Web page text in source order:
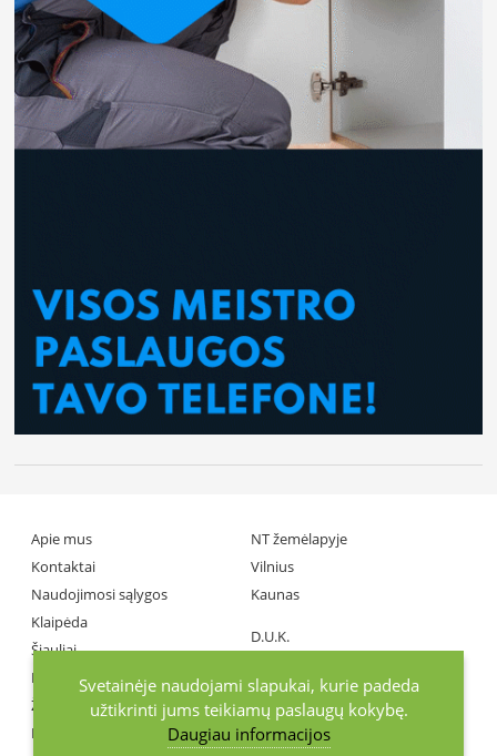
Apie mus
Kontaktai
Naudojimosi sąlygos
NT žemėlapyje
Vilnius
Kaunas
Klaipėda
Šiauliai
Panevėžys
D.U.K.
Žiniasklaida
Investuotojai
+370686 77737
Svetainėje naudojami slapukai, kurie padeda
užtikrinti jums teikiamų paslaugų kokybę.
Daugiau informacijos